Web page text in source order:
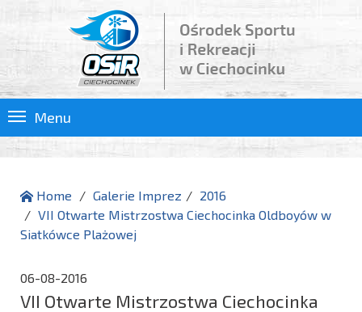
Menu
Home Galerie Imprez
2016
VII Otwarte Mistrzostwa Ciechocinka Oldboyów w
Siatkówce Plażowej
06-08-2016
VII Otwarte Mistrzostwa Ciechocinka